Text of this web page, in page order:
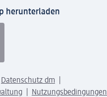
herunterladen
Datenschutz dm
Nutzungsbedingungen